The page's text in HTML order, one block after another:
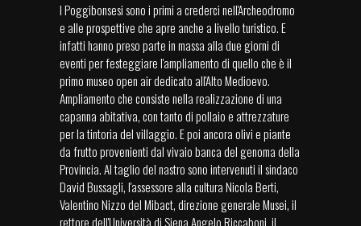
I Poggibonsesi sono i primi a crederci nell'Archeodromo
e alle prospettive che apre anche a livello turistico. E
infatti hanno preso parte in massa alla due giorni di
eventi per festeggiare l'ampliamento di quello che è il
primo museo open air dedicato all'Alto Medioevo.
Ampliamento che consiste nella realizzazione di una
capanna abitativa, con tanto di pollaio e attrezzature
per la tintoria del villaggio. E poi ancora olivi e piante
da frutto provenienti dal vivaio banca del genoma della
Provincia. Al taglio del nastro sono intervenuti il sindaco
David Bussagli, l'assessore alla cultura Nicola Berti,
Valentino Nizzo del Mibact, direzione generale Musei, il
rettore dell'Università di Siena Angelo Riccaboni, il